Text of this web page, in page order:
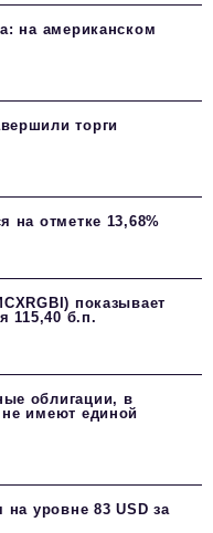
на американском
торги
на отметке 13,68%
показывает
115,40 б.п.
облигации, в
имеют единой
на уровне 83 USD за